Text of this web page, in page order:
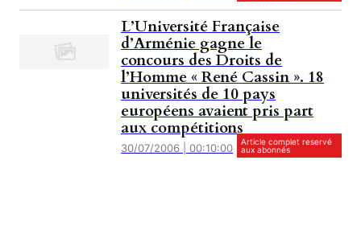
L’Université Française
d’Arménie gagne le
concours des Droits de
l’Homme « René Cassin ». 18
universités de 10 pays
européens avaient pris part
aux compétitions
30/07/2006 | 00:10:00
Article complet reservé
aux abonnés